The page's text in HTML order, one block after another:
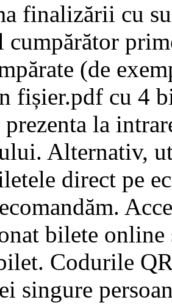
finalizării cu
(de
fișier.pdf cu 4
la
Alternativ,
direct pe
bilete online
Codurile
singure